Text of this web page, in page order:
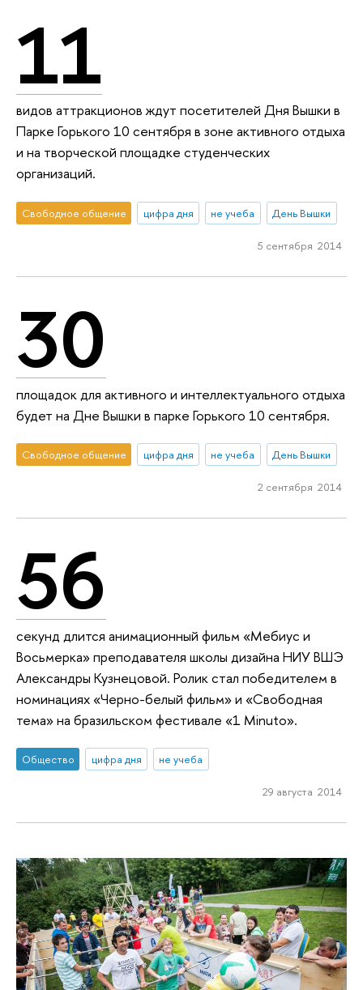
11
видов аттракционов ждут посетителей Дня Вышки в
Парке Горького 10 сентября в зоне активного отдыха
и на творческой площадке студенческих
организаций.
Свободное общение цифра дня не учеба День Вышки
5 сентября 2014
30
площадок для активного и интеллектуального отдыха
будет на Дне Вышки в парке Горького 10 сентября.
Свободное общение цифра дня не учеба День Вышки
2 сентября 2014
56
секунд длится анимационный фильм «Мебиус и
Восьмерка» преподавателя школы дизайна НИУ ВШЭ
Александры Кузнецовой. Ролик стал победителем в
номинациях «Черно-белый фильм» и «Свободная
тема» на бразильском фестивале «1 Minuto».
Общество цифра дня не учеба
29 августа 2014